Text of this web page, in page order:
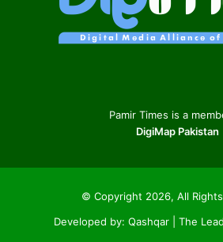
Pamir Times is a
DigiMap Pakistan
© Copyright 2026, All
Developed by: Qashqar | The